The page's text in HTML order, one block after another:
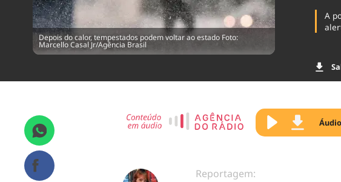
Depois do calor, tempestados podem voltar ao estado Foto:
Marcello Casal Jr/Agência Brasil
A
Reportagem: